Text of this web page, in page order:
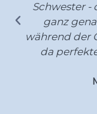
Schwester -
ganz
während der
da